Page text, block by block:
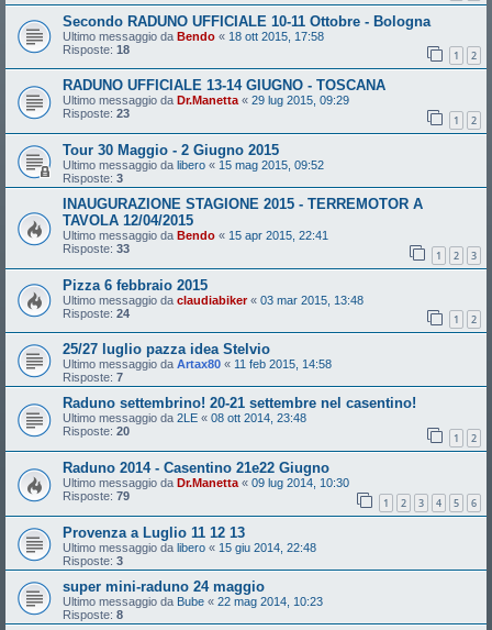
Secondo RADUNO UFFICIALE 10-11 Ottobre - Bologna
Ultimo messaggio da Bendo « 18 ott 2015, 17:58
Risposte: 18 1 2
RADUNO UFFICIALE 13-14 GIUGNO - TOSCANA
Ultimo messaggio da Dr.Manetta« 29 lug 2015, 09:29
Risposte: 23 1 2
Tour 30 Maggio - 2 Giugno 2015
Ultimo messaggio da libero « 15 mag 2015, 09:52
Risposte: 3
INAUGURAZIONE STAGIONE 2015 - TERREMOTOR A
TAVOLA 12/04/2015
Ultimo messaggio da Bendo « 15 apr 2015, 22:41
Risposte: 33 1 2 3
Pizza 6 febbraio 2015
Ultimo messaggio da claudiabiker« 03 mar 2015, 13:48
Risposte: 24 1 2
25/27 luglio pazza idea Stelvio
Ultimo messaggio da Artax80 « 11 feb 2015, 14:58
Risposte: 7
Raduno settembrino! 20-21 settembre nel casentino!
Ultimo messaggio da 2LE « 08 ott 2014, 23:48
Risposte: 20 1 2
Raduno 2014 - Casentino 21e22 Giugno
Ultimo messaggio da Dr.Manetta « 09 lug 2014, 10:30
Risposte: 79 1 2 3 4 5 6
Provenza a Luglio 11 12 13
Ultimo messaggio da libero « 15 giu 2014, 22:48
Risposte: 3
super mini-raduno 24 maggio
Ultimo messaggio da Bube « 22 mag 2014, 10:23
Risposte: 8